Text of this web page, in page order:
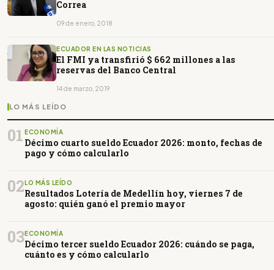
Correa
09 de enero, 2018
ECUADOR EN LAS NOTICIAS
El FMI ya transfirió $ 662 millones a las
reservas del Banco Central
14 de marzo, 2019
LO MÁS LEÍDO
01 ECONOMÍA
Décimo cuarto sueldo Ecuador 2026: monto, fechas de
pago y cómo calcularlo
02LO MÁS LEÍDO
Resultados Lotería de Medellín hoy, viernes 7 de
agosto: quién ganó el premio mayor
03ECONOMÍA
Décimo tercer sueldo Ecuador 2026: cuándo se paga,
cuánto es y cómo calcularlo